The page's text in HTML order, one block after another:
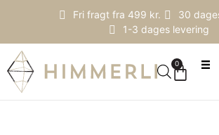
Fri fragt fra 499 kr.
30
1-3 dages levering
0